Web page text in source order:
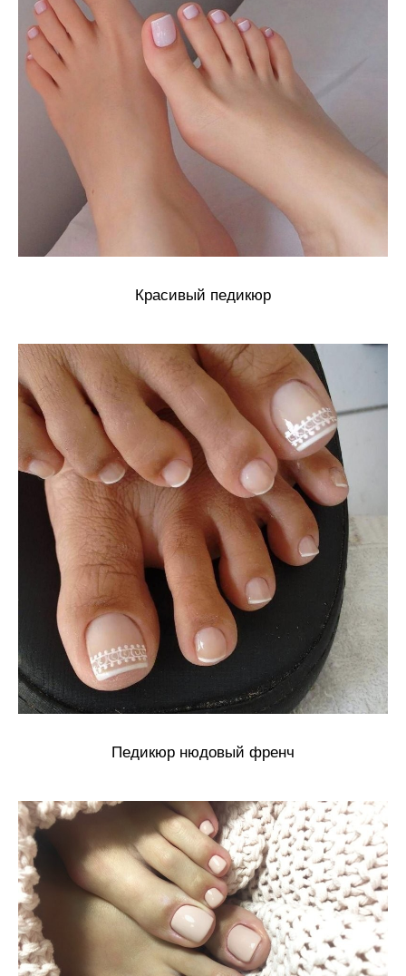
Красивый педикюр
Педикюр нюдовый френч